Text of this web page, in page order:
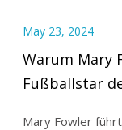
May 23, 2024
Warum Mary
Fußballstar
Mary Fowler